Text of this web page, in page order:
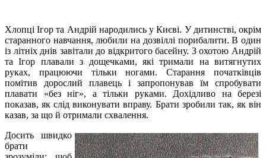
Хлопці Ігор та Андрій народились у Києві. У дитинстві, окрім
старанного навчання, любили на дозвіллі порибалити. В один
із літніх днів завітали до відкритого басейну. З охотою Андрій
та Ігор плавали з дощечками, які тримали на витягнутих
руках, працюючи тільки ногами. Старання початківців
помітив дорослий плавець і запропонував їм спробувати
плавати «без ніг», а тільки руками. Дохідливо на березі
показав, як слід виконувати вправу. Брати зробили так, як він
казав, за що й отримали схвалення.
Досить швидко
брати